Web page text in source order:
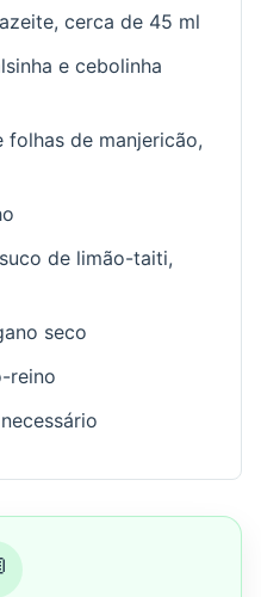
cerca de 45 ml
e cebolinha
folhas de manjericão,
de limão-taiti,
seco
reino